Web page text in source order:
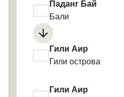
Паданг Бай
Бали
Гили Аир
Гили острова
Гили Аир